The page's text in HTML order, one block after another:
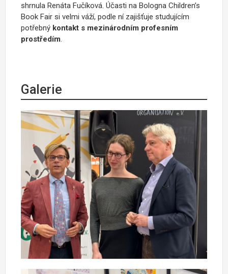
shrnula Renáta Fučíková. Účasti na Bologna Children’s
Book Fair si velmi váží, podle ní zajišťuje studujícím
potřebný kontakt s mezinárodním profesním
prostředím.
Galerie